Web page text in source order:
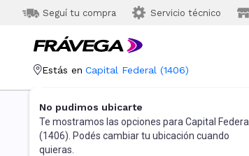
Seguí tu compra Servicio técnico
Estás en Capital Federal (1406)
No pudimos ubicarte
Te mostramos las opciones para Capital Federal
(1406). Podés cambiar tu ubicación cuando
quieras.